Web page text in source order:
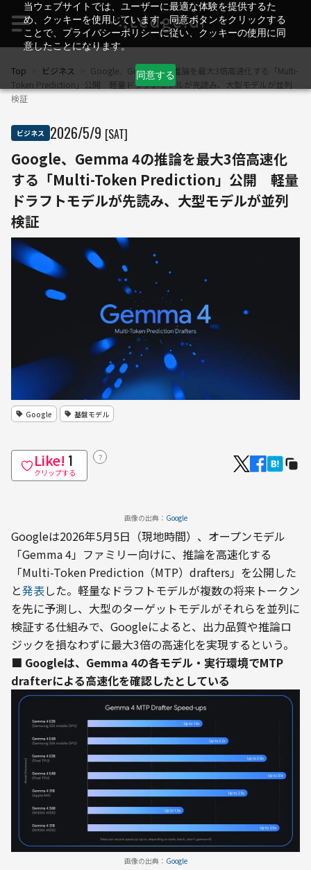
当ウェブサイトでは、ユーザーに最適な体験を提供するた
め、クッキーを使用しています。同意ボタンをクリックする
ことで、プライバシーポリシーに従い、クッキーの使用に同
意したことになります。
同意する
Top ビジネス
Google、Gemma 4の推論を最大3倍高速化する「Multi-
Token Prediction」公開 軽量ドラフトモデルが先読み、大型モデルが並列
検証
ビジネス 2026/5/9 [SAT]
Google、Gemma 4の推論を最大3倍高速化
する「Multi-Token Prediction」公開 軽量
ドラフトモデルが先読み、大型モデルが並列
検証
Google 基盤モデル
Like! 1
クリップする
？
画像の出典： Google
Googleは2026年5月5日（現地時間）、オープンモデル
「Gemma 4」ファミリー向けに、推論を高速化する
「Multi-Token Prediction（MTP）drafters」を公開した
と発表した。軽量なドラフトモデルが複数の将来トークン
を先に予測し、大型のターゲットモデルがそれらを並列に
検証する仕組みで、Googleによると、出力品質や推論ロ
ジックを損なわずに最大3倍の高速化を実現するという。
■ Googleは、Gemma 4の各モデル・実行環境でMTP
drafterによる高速化を確認したとしている
画像の出典： Google